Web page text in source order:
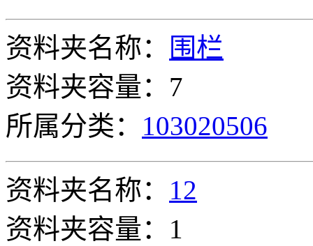
资料夹名称：
围栏
资料夹容量：7
所属分类： 103020506
资料夹名称： 12
资料夹容量：1